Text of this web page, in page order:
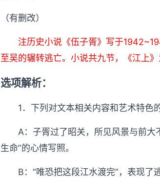
（有删改）
注历史小说《伍子胥》写于
至吴的辗转逃亡。小说共九节，《江上
选项解析：
1．下列对文本相关内容和艺术特色
A：子胥过了昭关，所见风景与前
生命”的心情写照。
B：“唯恐把这段江水渡完”，表现